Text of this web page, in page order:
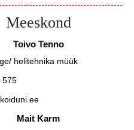
Meeskond
Toivo Tenno
helitehnika müük
575
Mait Karm